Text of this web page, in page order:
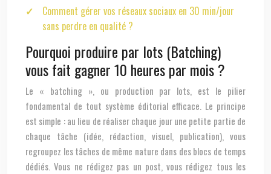
Comment gérer vos réseaux sociaux en 30 min/jour
sans perdre en qualité ?
Pourquoi produire par lots (Batching)
vous fait gagner 10 heures par mois ?
Le « batching », ou production par lots, est le pilier
fondamental de tout système éditorial efficace. Le principe
est simple : au lieu de réaliser chaque jour une petite partie de
chaque tâche (idée, rédaction, visuel, publication), vous
regroupez les tâches de même nature dans des blocs de temps
dédiés. Vous ne rédigez pas un post, vous rédigez tous les